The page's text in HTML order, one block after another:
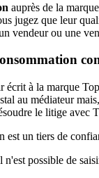
auprès de la
jugez que leur
vendeur ou une
écrit à la marque
au médiateur
le litige avec
est un tiers de
possible de